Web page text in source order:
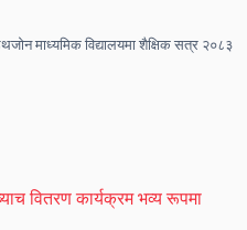
माध्यमिक विद्यालयमा शैक्षिक सत्र २०८३